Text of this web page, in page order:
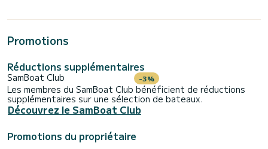
Promotions
Réductions supplémentaires
SamBoat Club -3%
Les membres du SamBoat Club bénéficient de réductions
supplémentaires sur une sélection de bateaux.
Découvrez le SamBoat Club
Promotions du propriétaire